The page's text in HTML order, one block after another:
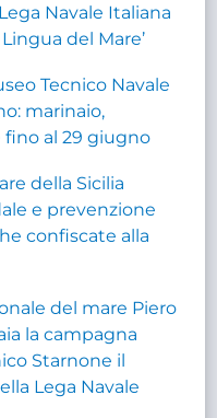
Navale Italiana
del Mare’
Tecnico Navale
marinaio,
fino al 29 giugno
della Sicilia
e prevenzione
confiscate alla
del mare Piero
la campagna
Starnone il
Lega Navale